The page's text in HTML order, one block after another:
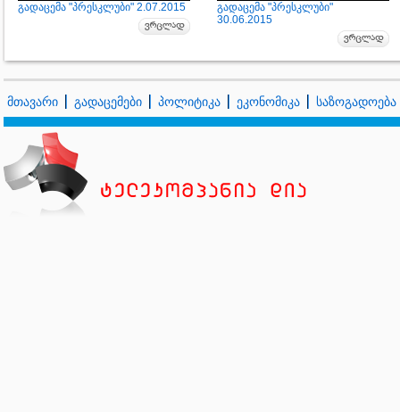
გადაცემა "პრესკლუბი" 2.07.2015
გადაცემა "პრესკლუბი"
30.06.2015
მთავარი გადაცემები პოლიტიკა ეკონომიკა საზოგადოება